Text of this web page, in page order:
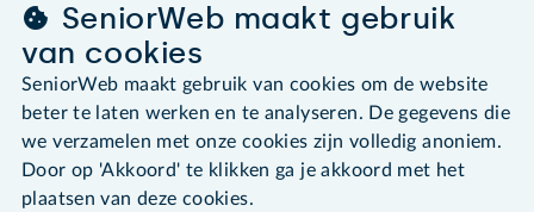
©2026 SeniorWeb
Algemene voorwaarden
Cookies en cookie-instellingen
Disclaimer
Privacybeleid
SeniorWeb maakt gebruik
van cookies
SeniorWeb maakt gebruik van cookies om de website
beter te laten werken en te analyseren. De gegevens die
we verzamelen met onze cookies zijn volledig anoniem.
Door op 'Akkoord' te klikken ga je akkoord met het
plaatsen van deze cookies.